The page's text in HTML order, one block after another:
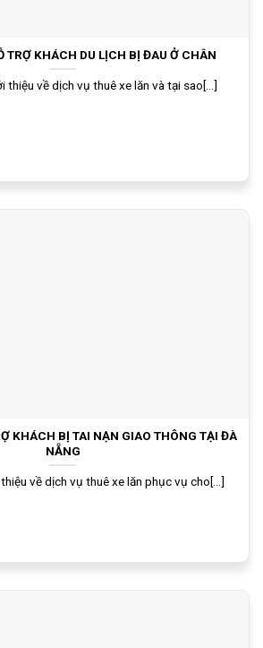
TRỢ KHÁCH DU LỊCH BỊ ĐAU Ở CHÂN
thiệu về dịch vụ thuê xe lăn và tại sao[...]
KHÁCH BỊ TAI NẠN GIAO THÔNG TẠI ĐÀ
NẴNG
về dịch vụ thuê xe lăn phục vụ cho[...]